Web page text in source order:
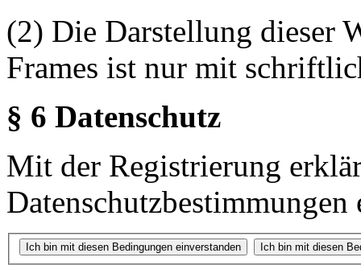
(2) Die Darstellung dieser
Frames ist nur mit
§ 6 Datenschutz
Mit der Registrierung
Datenschutzbestimmungen